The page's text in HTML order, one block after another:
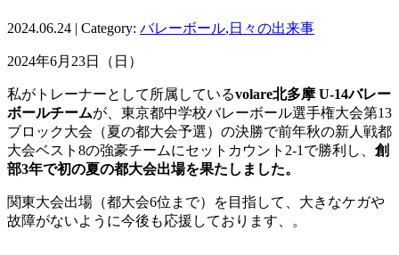
2024.06.24 | Category: バレーボール, 日々の出来事
2024年6月23日（日）
私がトレーナーとして所属しているvolare北多摩 U-14バレー
ボールチームが、東京都中学校バレーボール選手権大会第13
ブロック大会（夏の都大会予選）の決勝で前年秋の新人戦都
大会ベスト8の強豪チームにセットカウント2-1で勝利し、 創
部3年で初の夏の都大会出場を果たしました。
関東大会出場（都大会6位まで）を目指して、大きなケガや
故障がないように今後も応援しております、。